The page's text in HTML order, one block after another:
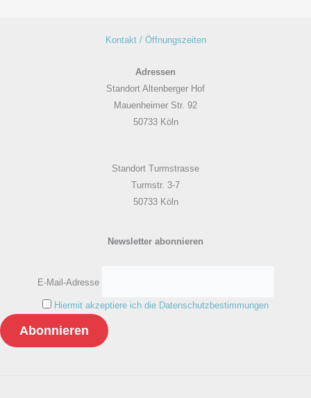
Kontakt / Öffnungszeiten
Adressen
Standort Altenberger Hof
Mauenheimer Str. 92
50733 Köln
Standort Turmstrasse
Turmstr. 3-7
50733 Köln
Newsletter abonnieren
E-Mail-Adresse
Hiermit akzeptiere ich die Datenschutzbestimmungen